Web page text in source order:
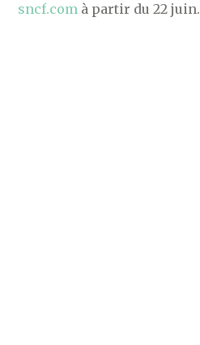
sncf.com à partir du 22 juin.